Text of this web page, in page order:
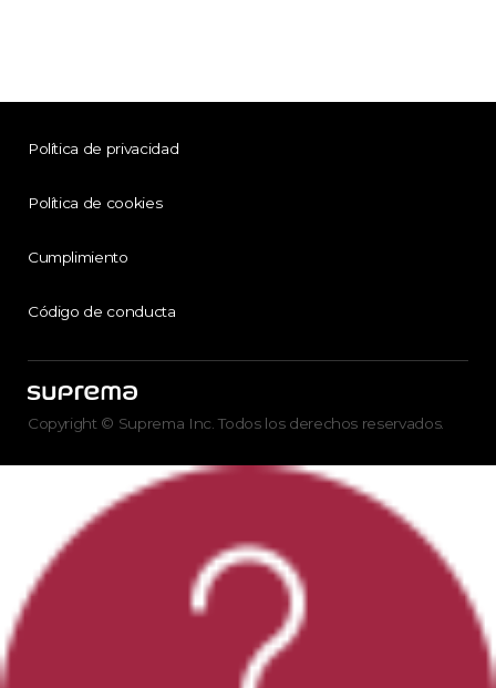
Política de privacidad
Política de cookies
Cumplimiento
Código de conducta
Copyright © Suprema Inc. Todos los derechos reservados.